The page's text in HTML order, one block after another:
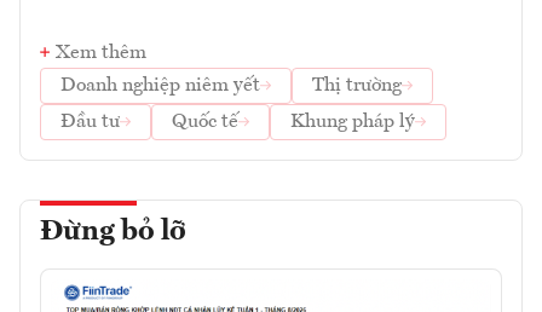
Xem thêm
Doanh nghiệp niêm yết
Thị trường
Đầu tư
Quốc tế Khung pháp lý
Đừng bỏ lỡ